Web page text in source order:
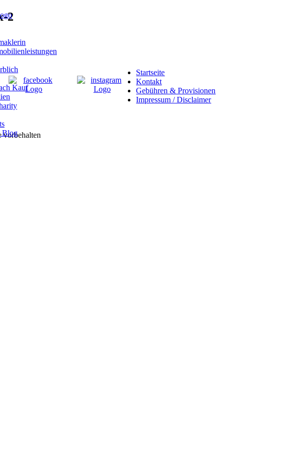
Kauf
Blog
2
Startseite
Kontakt
Gebühren & Provisionen
Impressum / Disclaimer